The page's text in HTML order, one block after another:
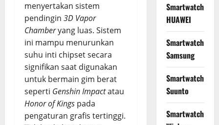
menyertakan sistem
pendingin 3D Vapor
Chamberyang luas. Sistem
ini mampu menurunkan
suhu inti chipset secara
signifikan saat digunakan
untuk bermain gim berat
seperti Genshin Impactatau
Honor of Kings pada
pengaturan grafis tertinggi.
Smartwatch
HUAWEI
Smartwatch
Samsung
Smartwatch
Suunto
Smartwatch